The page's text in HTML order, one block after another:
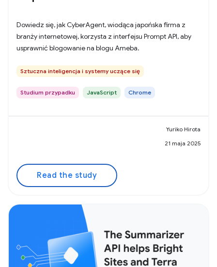
Dowiedz się, jak CyberAgent, wiodąca japońska firma z
branży internetowej, korzysta z interfejsu Prompt API, aby
usprawnić blogowanie na blogu Ameba.
Sztuczna inteligencja i systemy uczące się
Studium przypadku JavaScript Chrome
Yuriko Hirota
21 maja 2025
Read the study